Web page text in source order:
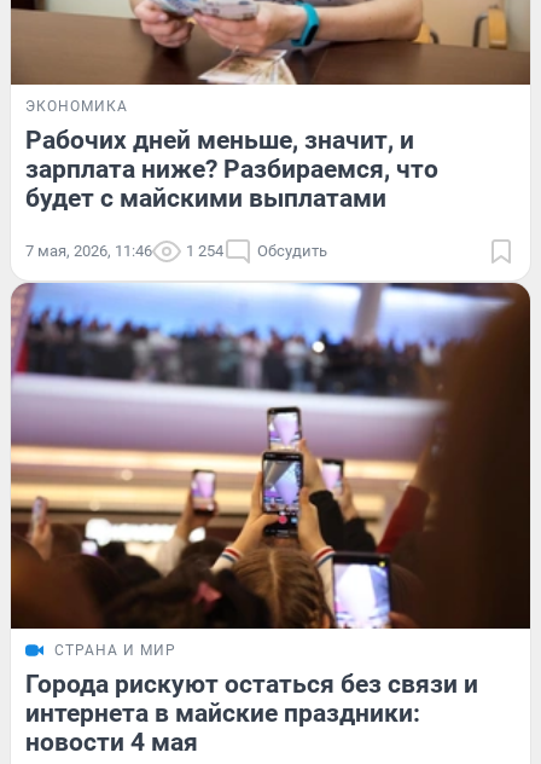
ЭКОНОМИКА
Рабочих дней меньше, значит, и
зарплата ниже? Разбираемся, что
будет с майскими выплатами
7 мая, 2026, 11:46 1 254 Обсудить
СТРАНА И МИР
Города рискуют остаться без связи и
интернета в майские праздники:
новости 4 мая